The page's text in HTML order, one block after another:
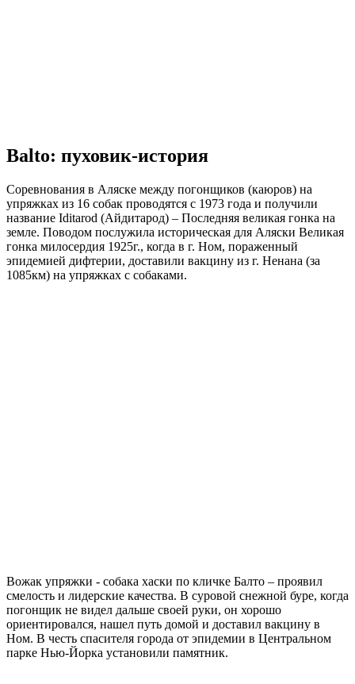
Balto: пуховик-история
Соревнования в Аляске между погонщиков (каюров) на
упряжках из 16 собак проводятся с 1973 года и получили
название Iditarod (Айдитарод) – Последняя великая гонка на
земле. Поводом послужила историческая для Аляски Великая
гонка милосердия 1925г., когда в г. Ном, пораженный
эпидемией дифтерии, доставили вакцину из г. Ненана (за
1085км) на упряжках с собаками.
Вожак упряжки - собака хаски по кличке Балто – проявил
смелость и лидерские качества. В суровой снежной буре, когда
погонщик не видел дальше своей руки, он хорошо
ориентировался, нашел путь домой и доставил вакцину в
Ном. В честь спасителя города от эпидемии в Центральном
парке Нью-Йорка установили памятник.